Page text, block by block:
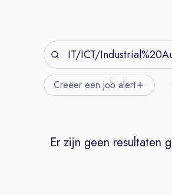
Creëer een job alert
Er zijn geen resultaten